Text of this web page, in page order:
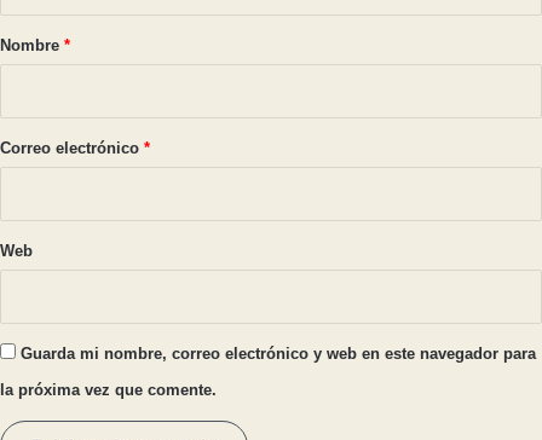
r
*
Nombre *
Correo electrónico *
Web
Guarda mi nombre, correo electrónico y web en este navegador para
la próxima vez que comente.